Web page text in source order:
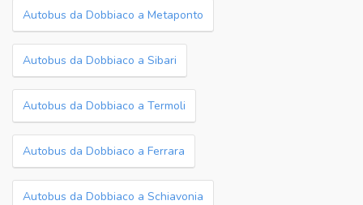
Autobus da Dobbiaco a Metaponto
Autobus da Dobbiaco a Sibari
Autobus da Dobbiaco a Termoli
Autobus da Dobbiaco a Ferrara
Autobus da Dobbiaco a Schiavonia